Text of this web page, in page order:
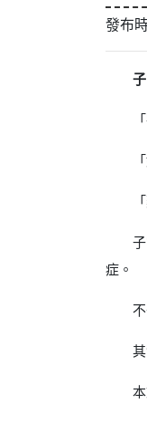
發布
症。